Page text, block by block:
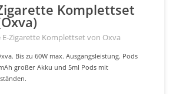
Komplettset
E-Zigarette Komplettset von Oxva
Bis zu 60W max. Ausgangsleistung. Pods
großer Akku und 5ml Pods mit